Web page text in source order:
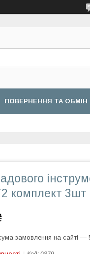
ПОВЕРНЕННЯ ТА ОБМІН
комплект 3шт
замовлення на сайті —